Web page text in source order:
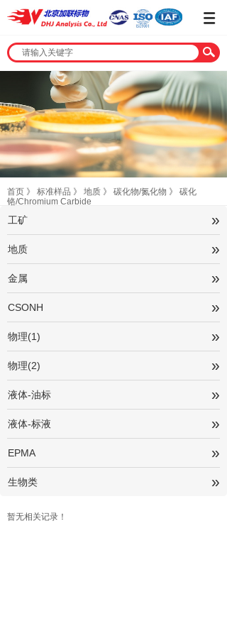
首页 》 标准样品 》 地质 》 碳化物/氮化物 》
碳化
铬/Chromium Carbide
工矿 »
地质 »
金属 »
CSONH »
物理(1) »
物理(2) »
液体-油标 »
液体-标液 »
EPMA »
生物类 »
暂无相关记录！